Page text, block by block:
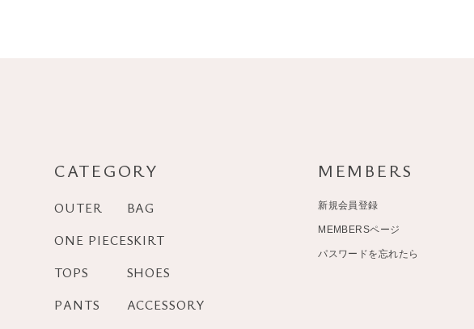
CATEGORY
OUTER
ONE PIECE
TOPS
PANTS
BAG
SKIRT
SHOES
ACCESSORY
MEMBERS
新規会員登録
MEMBERSページ
パスワードを忘れたら